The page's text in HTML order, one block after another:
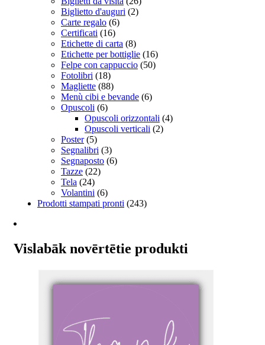
Biglietto d'auguri (2)
Carte regalo (6)
Certificati (16)
Etichette di carta (8)
Etichette per bottiglie (16)
Felpe con cappuccio (50)
Fotolibri (18)
Magliette (88)
Menù cibi e bevande (6)
Opuscoli (6)
Opuscoli orizzontali (4)
Opuscoli verticali (2)
Poster (5)
Segnalibri (3)
Segnaposto (6)
Tazze (22)
Tela (24)
Volantini (6)
Prodotti stampati pronti (243)
Vislabāk novērtētie produkti